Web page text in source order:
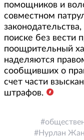
помощников и
совместном
поиске без вести
поощрительный
наделяются
сообщивших о
счет части
штрафов.
Нурлан